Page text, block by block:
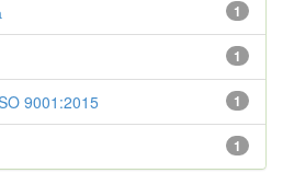
1
1
1
9001:2015
1